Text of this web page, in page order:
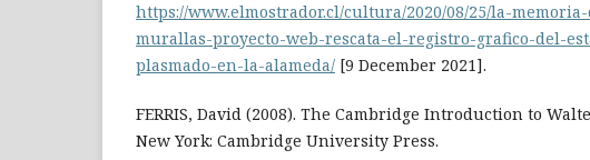
https://www.elmostrador.cl/cultura/2020/08/25/la-
murallas-proyecto-web-rescata-el-registro-grafico-del-
plasmado-en-la-alameda/ [9 December 2021].
FERRIS, David (2008). The Cambridge Introduction to
New York: Cambridge University Press.